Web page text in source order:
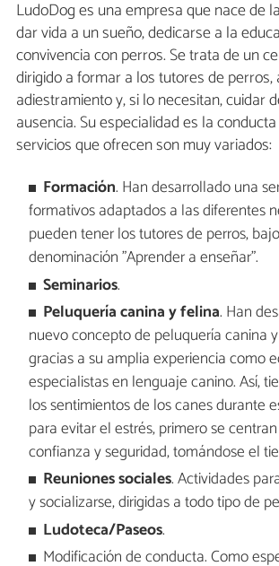
LudoDog es una empresa que nace de
dar vida a un sueño, dedicarse a la
convivencia con perros. Se trata de un
dirigido a formar a los tutores de
adiestramiento y, si lo necesitan, cuidar
ausencia. Su especialidad es la
servicios que ofrecen son muy variados:
Formación. Han desarrollado una
formativos adaptados a las diferentes
pueden tener los tutores de perros,
denominación "Aprender a enseñar".
Seminarios.
Peluquería canina y felina. Han
nuevo concepto de peluquería canina
gracias a su amplia experiencia como
especialistas en lenguaje canino. Así,
los sentimientos de los canes durante
para evitar el estrés, primero se
confianza y seguridad, tomándose el
Reuniones sociales. Actividades
y socializarse, dirigidas a todo tipo de
Ludoteca/Paseos.
Modificación de conducta. Como